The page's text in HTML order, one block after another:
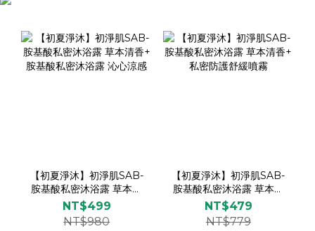
【初夏淨沐】初淨肌SAB-
胺基酸私密沐浴露 草本清
香+ 胺基酸私密沐浴露 沁
心涼感
NT$499
NT$980
【初夏淨沐】初淨肌SAB-
胺基酸私密沐浴露 草本清
香+ 私密防護舒緩噴霧
NT$479
NT$779